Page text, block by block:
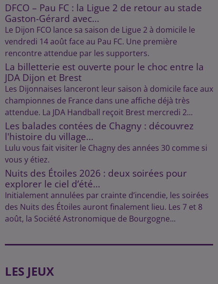
DFCO – Pau FC : la Ligue 2 de retour au stade
Gaston-Gérard avec...
Le Dijon FCO lance sa saison de Ligue 2 à domicile le
vendredi 14 août face au Pau FC. Une première
rencontre attendue par les supporters.
La billetterie est ouverte pour le choc entre la
JDA Dijon et Brest
Les Dijonnaises lanceront leur saison à domicile face aux
championnes de France dans une affiche déjà très
attendue. La JDA Handball reçoit Brest mercredi 2...
Les balades contées de Chagny : découvrez
l'histoire du village...
Lulu vous fait visiter le Chagny des années 30 comme si
vous y étiez.
Nuits des Étoiles 2026 : deux soirées pour
explorer le ciel d’été...
Initialement annulées par crainte d’incendie, les soirées
des Nuits des Étoiles auront finalement lieu. Les 7 et 8
août, la Société Astronomique de Bourgogne...
LES JEUX